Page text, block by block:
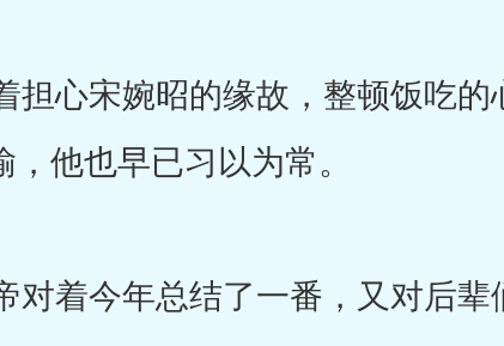
心宋婉昭的缘故，整顿饭吃的
他也早已习以为常。
着今年总结了一番，又对后辈